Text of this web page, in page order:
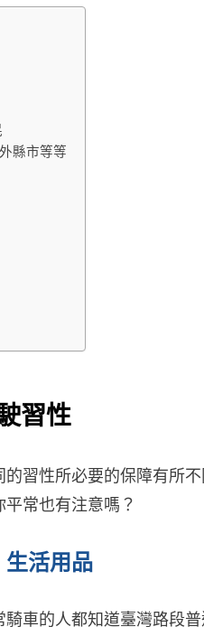
縣市等等
習性
習性所必要的保障有所不
常也有注意嗎？
生活用品
車的人都知道臺灣路段